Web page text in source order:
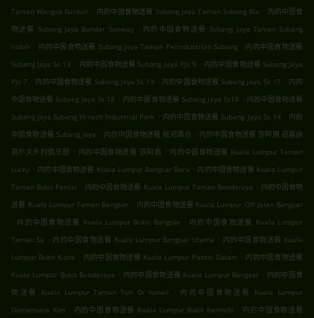
Taman Wangsa Baiduri . 内的中国食物送餐 Subang Jaya Taman Subang Ria . 内的中国食
物送餐 Subang Jaya Bandar Sunway . 内的中国食物送餐 Subang Jaya Taman Subang
Indah . 内的中国食物送餐 Subang Jaya Taman Perindustrian Subang . 内的中国食物送餐
Subang Jaya Ss 13 . 内的中国食物送餐 Subang Jaya Pjs 9 . 内的中国食物送餐 Subang Jaya
Pjs 7 . 内的中国食物送餐 Subang Jaya Ss 19 . 内的中国食物送餐 Subang Jaya Ss 17 . 内的
中国食物送餐 Subang Jaya Ss 18 . 内的中国食物送餐 Subang Jaya Ss18 . 内的中国食物送餐
Subang Jaya Subang Hi-tech Industrial Park . 内的中国食物送餐 Subang Jaya Ss 14 . 内的
中国食物送餐 Subang Jaya . 内的中国食物送餐 梳邦再也 . 内的中国食物送餐 莎阿南 绍嘉纳
高尔夫乡村俱乐部
. 内的中国食物送餐 莎阿南 . 内的中国食物送餐 Kuala Lumpur Taman
Lucky . 内的中国食物送餐 Kuala Lumpur Bangsar Baru . 内的中国食物送餐 Kuala Lumpur
Taman Bukit Pantai . 内的中国食物送餐 Kuala Lumpur Taman Bandaraya . 内的中国食物
送餐 Kuala Lumpur Taman Bangsar . 内的中国食物送餐 Kuala Lumpur Off Jalan Bangsar
. 内的中国食物送餐 Kuala Lumpur Bukit Bangsar . 内的中国食物送餐 Kuala Lumpur
Taman Sa . 内的中国食物送餐 Kuala Lumpur Bangsar Utama . 内的中国食物送餐 Kuala
Lumpur Bukit Kiara . 内的中国食物送餐 Kuala Lumpur Pantai Dalam . 内的中国食物送餐
Kuala Lumpur Bukit Bandaraya . 内的中国食物送餐 Kuala Lumpur Bangsar . 内的中国食
物送餐 Kuala Lumpur Taman Tun Dr Ismail
. 内的中国食物送餐 Kuala Lumpur
Damansara Kim . 内的中国食物送餐 Kuala Lumpur Bukit Kerinchi . 内的中国食物送餐